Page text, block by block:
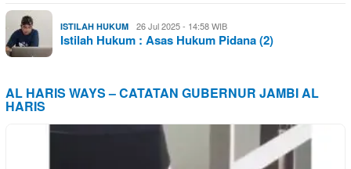
ISTILAH HUKUM 26 Jul 2025 - 14:58 WIB
Istilah Hukum : Asas Hukum Pidana (2)
AL HARIS WAYS – CATATAN GUBERNUR JAMBI AL
HARIS